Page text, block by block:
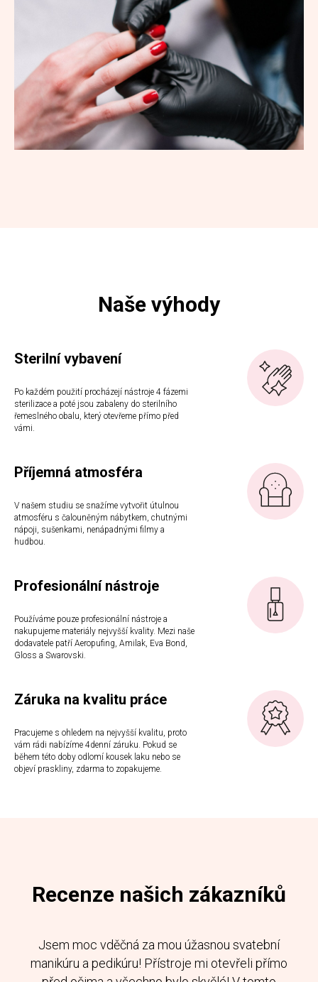
Naše výhody
Sterilní vybavení
Po každém použití procházejí nástroje 4 fázemi
sterilizace a poté jsou zabaleny do sterilního
řemeslného obalu, který otevřeme přímo před
vámi.
Příjemná atmosféra
V našem studiu se snažíme vytvořit útulnou
atmosféru s čalouněným nábytkem, chutnými
nápoji, sušenkami, nenápadnými filmy a
hudbou.
Profesionální nástroje
Používáme pouze profesionální nástroje a
nakupujeme materiály nejvyšší kvality. Mezi naše
dodavatele patří Aeropufing, Amilak, Eva Bond,
Gloss a Swarovski.
Záruka na kvalitu práce
Pracujeme s ohledem na nejvyšší kvalitu, proto
vám rádi nabízíme 4denní záruku. Pokud se
během této doby odlomí kousek laku nebo se
objeví praskliny, zdarma to zopakujeme.
Recenze našich zákazníků
Jsem moc vděčná za mou úžasnou svatební
manikúru a pedikúru! Přístroje mi otevřeli přímo